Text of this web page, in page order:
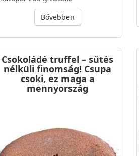
Bővebben
Csokoládé truffel – sütés
nélküli finomság! Csupa
csoki, ez maga a
mennyország